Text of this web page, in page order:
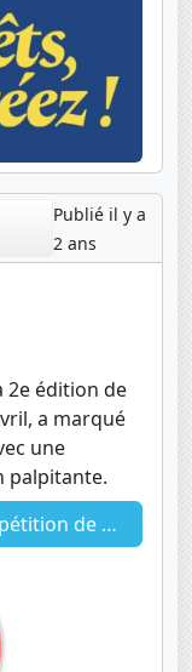
Publié il y a
2 ans
2e édition de
a marqué
une
palpitante.
de basket